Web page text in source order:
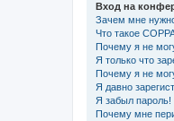
Вход на
Зачем мне
Что такое
Почему я не
Я только что
Почему я не
Я давно
Я забыл пароль!
Почему мне